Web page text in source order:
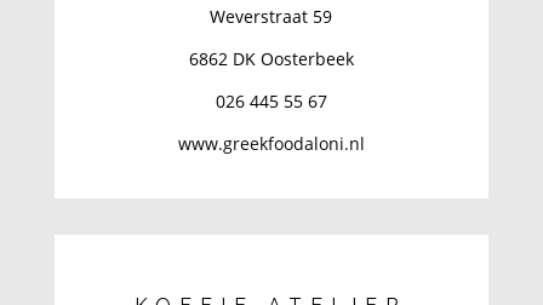
Weverstraat 59
6862 DK Oosterbeek
026 445 55 67
www.greekfoodaloni.nl